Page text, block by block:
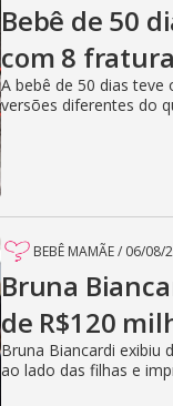
Bebê de 50
com 8
A bebê de 50 dias
versões diferentes do
BEBÊ MAMÃE/ 06/08/
Bruna
de R$120
Bruna Biancardi exibiu
ao lado das filhas e